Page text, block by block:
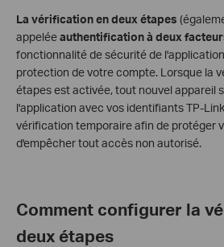
La vérification en deux étapes
appeléeauthentification à deux
fonctionnalité de sécurité de
protection de votre compte. Lorsque la
étapes est activée, tout nouvel appareil
l'application avec vos identifiants TP-
vérification temporaire afin de protéger
d'empêcher tout accès non autorisé.
Comment configurer la
deux étapes